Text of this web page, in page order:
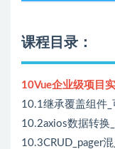
课程目录：
10Vue企业级项目
10.1继承覆盖组件_
10.2axios数据转换
10.3CRUD_pager